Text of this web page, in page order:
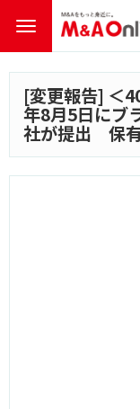
[変更報告] ＜
年8月5日にブ
社が提出 保